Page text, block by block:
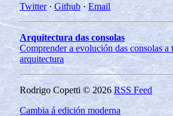
Twitter·Github ·Email
Arquitectura das consolas
Comprender a evolución das consolas a
arquitectura
Rodrigo Copetti © 2026 RSS Feed
Cambia á edición moderna